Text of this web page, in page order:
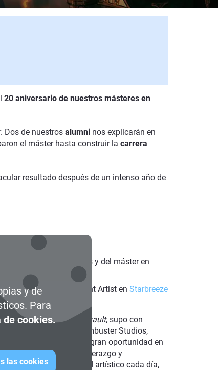
y de
Para
de cookies.
las cookies
20 aniversario de nuestros másteres en
Dos de nuestros alumni nos explicarán en
el máster hasta construir la carrera
resultado después de un intenso año de
for AAA Video Games y del máster en
, Senior Environment Artist en Starbreeze
of Honor: Allied Assault, supo con
(Deep Silver Dambuster Studios,
este período, tuvo una gran oportunidad en
interpersonales de liderazgo y
elevar el nivel de calidad artístico cada día,